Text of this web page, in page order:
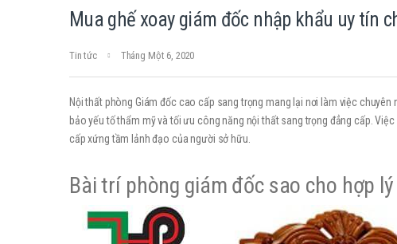
Mua ghế xoay giám đốc nhập khẩu uy tín
Tin tức Tháng Một 6, 2020
Nội thất phòng Giám đốc cao cấp sang trọng mang lại nơi làm việc
bảo yếu tố thẩm mỹ và tối ưu công năng nội thất sang trọng đẳng cấp.
cấp xứng tầm lảnh đạo của người sở hữu.
Bài trí phòng giám đốc sao cho hợp lý